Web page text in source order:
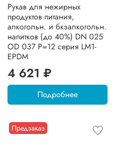
Рукав для нежирных
продуктов питания,
алкогольн. и бкзалкогольн.
напитков (до 40%) DN 025
OD 037 Р=12 серия LM1-
EPDM
4 621 ₽
Подробнее
Предзаказ